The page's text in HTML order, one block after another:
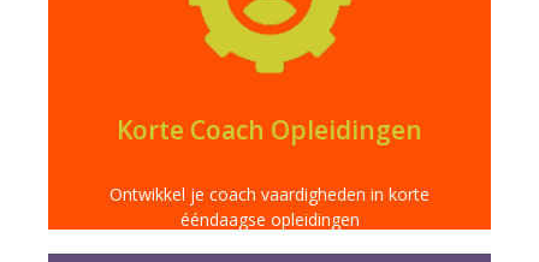
Korte Coach Opleidingen
Ontwikkel je coach vaardigheden in korte
ééndaagse opleidingen
directe impact in je vakgebied.
Meer info